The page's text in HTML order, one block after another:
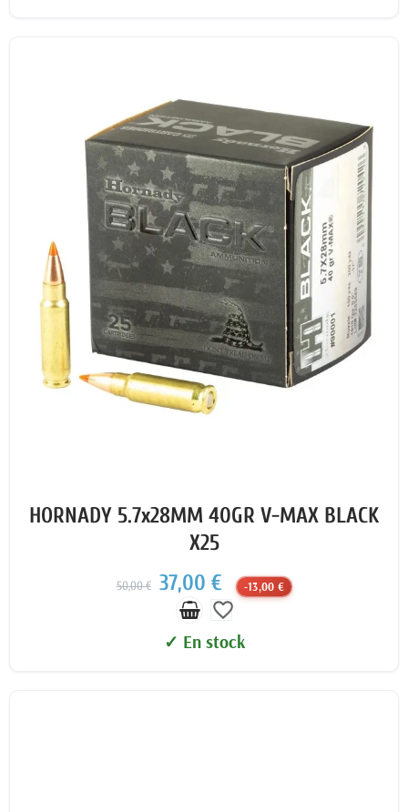
HORNADY 5.7x28MM 40GR V-MAX BLACK
X25
50,00 € 37,00 € -13,00 €
favorite_border
✓ En stock